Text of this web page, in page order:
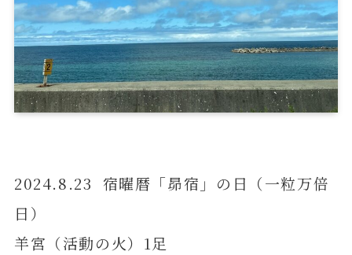
2024.8.23 宿曜暦「昴宿」の日（一粒万倍
日）
羊宮（活動の火）1足